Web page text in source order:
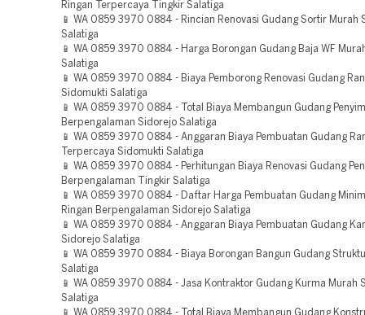
Ringan Terpercaya Tingkir Salatiga
📱 WA 0859 3970 0884 - Rincian Renovasi Gudang Sortir Murah
Salatiga
📱 WA 0859 3970 0884 - Harga Borongan Gudang Baja WF
Salatiga
📱 WA 0859 3970 0884 - Biaya Pemborong Renovasi Gudang
Sidomukti Salatiga
📱 WA 0859 3970 0884 - Total Biaya Membangun Gudang
Berpengalaman Sidorejo Salatiga
📱 WA 0859 3970 0884 - Anggaran Biaya Pembuatan Gudang
Terpercaya Sidomukti Salatiga
📱 WA 0859 3970 0884 - Perhitungan Biaya Renovasi Gudang
Berpengalaman Tingkir Salatiga
📱 WA 0859 3970 0884 - Daftar Harga Pembuatan Gudang
Ringan Berpengalaman Sidorejo Salatiga
📱 WA 0859 3970 0884 - Anggaran Biaya Pembuatan Gudang
Sidorejo Salatiga
📱 WA 0859 3970 0884 - Biaya Borongan Bangun Gudang
Salatiga
📱 WA 0859 3970 0884 - Jasa Kontraktor Gudang Kurma Murah
Salatiga
📱 WA 0859 3970 0884 - Total Biaya Membangun Gudang